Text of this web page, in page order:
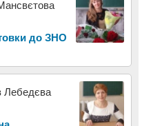
до ЗНО
Лебедєва